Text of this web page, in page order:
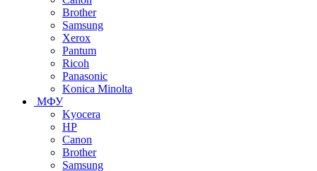
Brother
Samsung
Xerox
Pantum
Ricoh
Panasonic
Konica Minolta
МФУ
Kyocera
HP
Canon
Brother
Samsung